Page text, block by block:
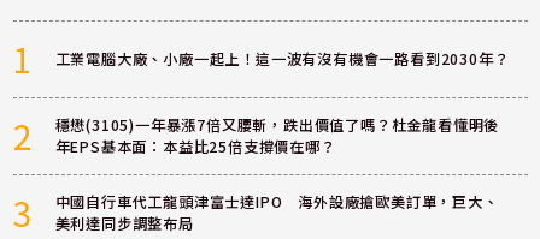
1 工業電腦大廠、小廠一起上！這一波有沒有機會一路看到2030年？
2
穩懋(3105)一年暴漲7倍又腰斬，跌出價值了嗎？杜金龍看懂明後
年EPS基本面：本益比25倍支撐價在哪？
3
中國自行車代工龍頭津富士達IPO 海外設廠搶歐美訂單，巨大、
美利達同步調整布局